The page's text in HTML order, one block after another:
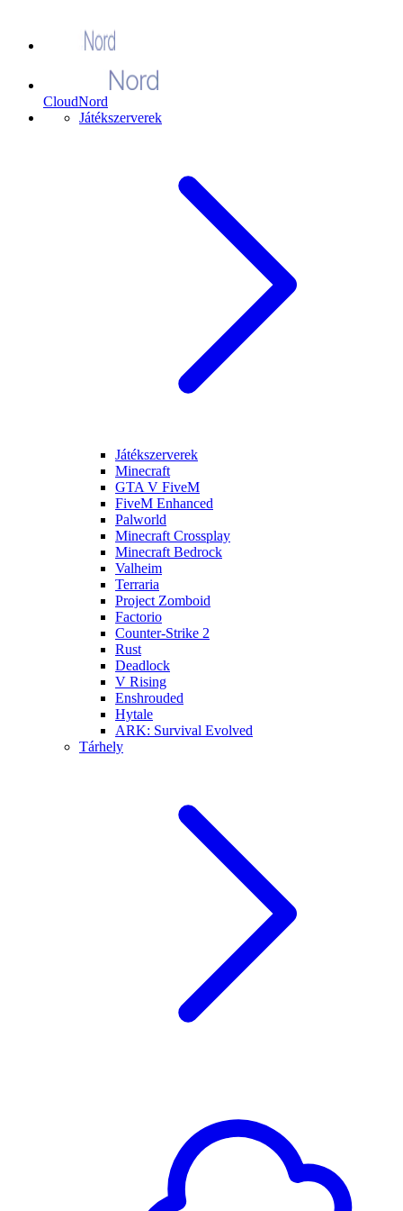
CloudNord
Játékszerverek
Játékszerverek
Minecraft
GTA V FiveM
FiveM Enhanced
Palworld
Minecraft Crossplay
Minecraft Bedrock
Valheim
Terraria
Project Zomboid
Factorio
Counter-Strike 2
Rust
Deadlock
V Rising
Enshrouded
Hytale
ARK: Survival Evolved
Tárhely